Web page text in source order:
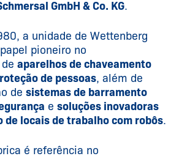
GmbH & Co. KG.
a unidade de Wettenberg
pioneiro no
aparelhos de chaveamento
de pessoas, além de
de sistemas de barramento
e soluções inovadoras
de locais de trabalho com robôs.
é referência no